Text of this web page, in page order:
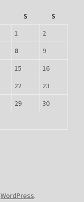
S
S
1
2
8
9
15
16
22
23
29
30
WordPress.